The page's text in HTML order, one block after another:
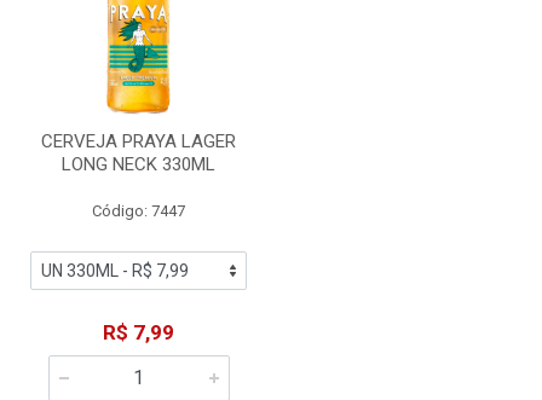
CERVEJA PRAYA LAGER
LONG NECK 330ML
Código: 7447
R$ 7,99